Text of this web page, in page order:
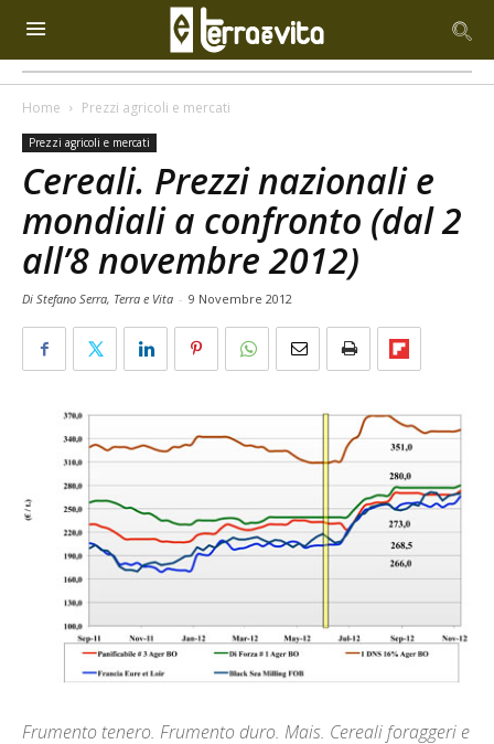
Home Prezzi agricoli e mercati
Prezzi agricoli e mercati
Cereali. Prezzi nazionali e
mondiali a confronto (dal 2
all’8 novembre 2012)
Di Stefano Serra, Terra e Vita - 9 Novembre 2012
Frumento tenero. Frumento duro. Mais. Cereali foraggeri e